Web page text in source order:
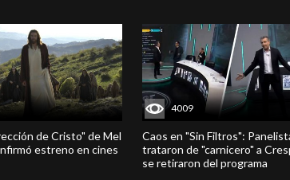
de Cristo" de Mel
estreno en cines
4009
Caos en "Sin Filtros":
trataron de "carnicero" a
se retiraron del programa